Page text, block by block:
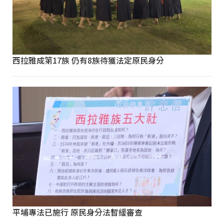
西拉雅成第17族 仍有8族待獲法定原民身分
平埔專法已施行 原民身分法暫緩審查